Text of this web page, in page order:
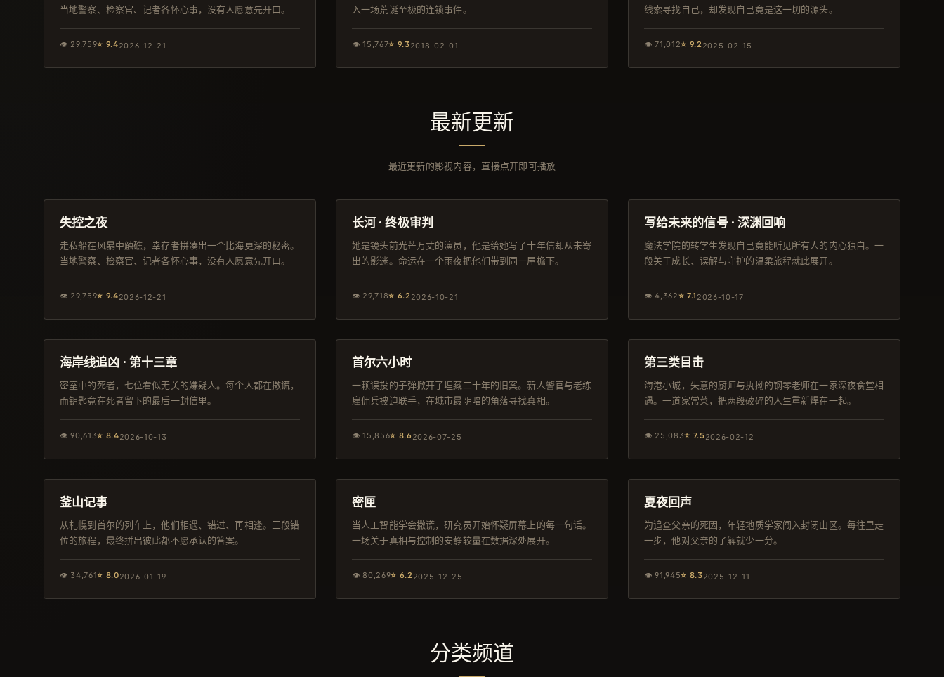
当地警察、检察官、记者各怀心事，没有人愿意先开口。
👁 29,759⭐ 9.42026-12-21
入一场荒诞至极的连锁事件。
👁15,767⭐ 9.32018-02-01
线索寻找自己，却发现自己竟是这一切的源头。
👁71,012⭐ 9.22025-02-15
最新更新
最近更新的影视内容，直接点开即可播放
日本
失控之夜
走私船在风暴中触礁，幸存者拼凑出一个比海更深的秘密。
当地警察、检察官、记者各怀心事，没有人愿意先开口。
👁 29,759⭐ 9.42026-12-21
院线
长河 · 终极审判
她是镜头前光芒万丈的演员，他是给她写了十年信却从未寄
出的影迷。命运在一个雨夜把他们带到同一屋檐下。
👁 29,718⭐ 6.22026-10-21
独播
写给未来的信号 · 深渊回响
魔法学院的转学生发现自己竟能听见所有人的内心独白。一
段关于成长、误解与守护的温柔旅程就此展开。
👁4,362⭐ 7.1 2026-10-17
韩剧
海岸线追凶 · 第十三章
密室中的死者，七位看似无关的嫌疑人。每个人都在撒谎，
而钥匙竟在死者留下的最后一封信里。
👁90,613⭐ 8.42026-10-13
独播
首尔六小时
一颗误投的子弹掀开了埋藏二十年的旧案。新人警官与老练
雇佣兵被迫联手，在城市最阴暗的角落寻找真相。
👁15,856⭐ 8.6 2026-07-25
独播
第三类目击
海港小城，失意的厨师与执拗的钢琴老师在一家深夜食堂相
遇。一道家常菜，把两段破碎的人生重新焊在一起。
👁 25,083⭐ 7.52026-02-12
韩剧
釜山记事
从札幌到首尔的列车上，他们相遇、错过、再相逢。三段错
位的旅程，最终拼出彼此都不愿承认的答案。
👁 34,761⭐ 8.02026-01-19
4K
密匣
当人工智能学会撒谎，研究员开始怀疑屏幕上的每一句话。
一场关于真相与控制的安静较量在数据深处展开。
👁 80,269⭐ 6.22025-12-25
独播
夏夜回声
为追查父亲的死因，年轻地质学家闯入封闭山区。每往里走
一步，他对父亲的了解就少一分。
👁91,945⭐ 8.32025-12-11
分类频道